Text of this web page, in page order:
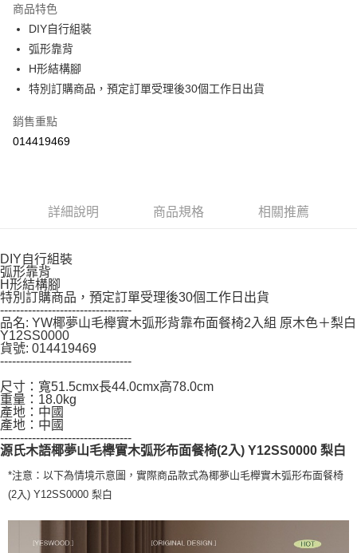
３．收到繳費通知簡訊後14天內，點擊此簡訊中的連結，可透過四大超商／
ATM／網路銀行／等多元方式進行付款，方視為交易完成。
購買商品的店家。未經商家同意取消之訂單仍視為有效，需透過AFTEE先享
後付繳納相關費用。
※ 交易是否成功請以「AFTEE先享後付 」之結帳頁面顯示為準，若有關於
是否繳費成功／繳費後需取消欲退款等相關疑問，請聯繫「AFTEE先享後付
【注意事項】
https://aftee.tw/terms/#terms3
任。
４．使用「AFTEE先享後付」時，將依據個別帳號之用戶狀況，依本公司即
時審查核予不同之上限額度；若仍有額度不足之情形，本公司將視審查結果
請求用戶進行身份認證。
５．嚴禁一人註冊多個帳號或使用他人資訊註冊。若發現惡意使用之情形，
恩沛科技股份有限公司將有權停止該用戶之使用額度並採取法律行動。
商品特色
DIY自行組裝
弧形靠背
H形結構腳
特別訂購商品，預定訂單受理後30個工作日出貨
銷售重點
014419469
詳細說明 商品規格 相關推薦
DIY自行組裝
弧形靠背
H形結構腳
特別訂購商品，預定訂單受理後30個工作日出貨
---------------------------------
品名: YW椰夢山毛櫸實木弧形背靠布面餐椅2入組 原木色＋梨白
Y12SS0000
貨號: 014419469
---------------------------------
尺寸：寬51.5cmx長44.0cmx高78.0cm
重量：18.0kg
產地：中國
產地：中國
---------------------------------
源氏木語椰夢山毛櫸實木弧形布面餐椅(2入) Y12SS0000 梨白
*注意：以下為情境示意圖，實際商品款式為椰夢山毛櫸實木弧形布面餐椅
(2入) Y12SS0000 梨白